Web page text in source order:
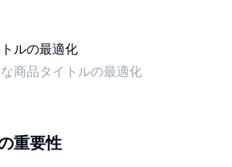
商品タイトルの最適化
重要性